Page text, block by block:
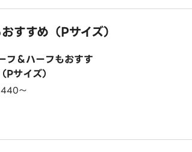
子どもから大人まで楽しめ
特製グラタンソースを使用
「濃厚クリーミーシーフー
ターピザです。 ＜マヨ
すすめ（Pサイズ）
フ＆ハーフもおすす
Pサイズ）
〜